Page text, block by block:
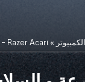
» Razer Acari – السرعة و السلاسة